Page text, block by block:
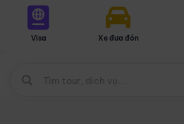
Visa Xe đưa đón